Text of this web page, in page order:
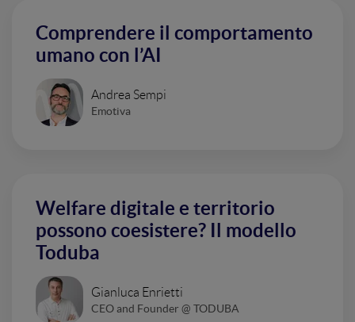
Comprendere il comportamento
umano con l’AI
Andrea Sempi
Emotiva
Welfare digitale e territorio
possono coesistere? Il modello
Toduba
Gianluca Enrietti
CEO and Founder @ TODUBA